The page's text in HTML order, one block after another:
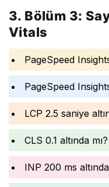
3. Bölüm 3:
Vitals
PageSpeed
PageSpeed
LCP 2.5 saniye
CLS 0.1 altında mı?
INP 200 ms altında